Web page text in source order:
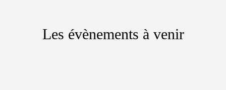
Les évènements à venir